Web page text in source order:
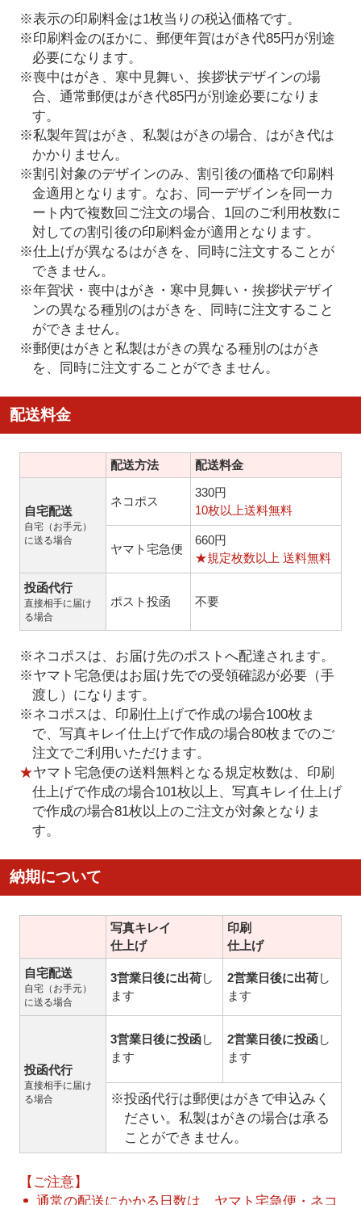
※表示の印刷料金は1枚当りの税込価格です。
※印刷料金のほかに、郵便年賀はがき代85円が別途
必要になります。
※喪中はがき、寒中見舞い、挨拶状デザインの場
合、通常郵便はがき代85円が別途必要になりま
す。
※私製年賀はがき、私製はがきの場合、はがき代は
かかりません。
※割引対象のデザインのみ、割引後の価格で印刷料
金適用となります。なお、同一デザインを同一カ
ート内で複数回ご注文の場合、1回のご利用枚数に
対しての割引後の印刷料金が適用となります。
※仕上げが異なるはがきを、同時に注文することが
できません。
※年賀状・喪中はがき・寒中見舞い・挨拶状デザイ
ンの異なる種別のはがきを、同時に注文すること
ができません。
※郵便はがきと私製はがきの異なる種別のはがき
を、同時に注文することができません。
配送料金
配送方法 配送料金
自宅配送
自宅（お手元）
に送る場合
ネコポス
330円
10枚以上送料無料
ヤマト宅急便
660円
★規定枚数以上 送料無料
投函代行
直接相手に届け
る場合
ポスト投函 不要
※ネコポスは、お届け先のポストへ配達されます。
※ヤマト宅急便はお届け先での受領確認が必要（手
渡し）になります。
※ネコポスは、印刷仕上げで作成の場合100枚ま
で、写真キレイ仕上げで作成の場合80枚までのご
注文でご利用いただけます。
★ヤマト宅急便の送料無料となる規定枚数は、印刷
仕上げで作成の場合101枚以上、写真キレイ仕上げ
で作成の場合81枚以上のご注文が対象となりま
す。
納期について
写真キレイ
仕上げ
印刷
仕上げ
自宅配送
自宅（お手元）
に送る場合
3営業日後に出荷し
ます
2営業日後に出荷し
ます
投函代行
直接相手に届け
る場合
3営業日後に投函し
ます
2営業日後に投函し
ます
※投函代行は郵便はがきで申込みく
ださい。私製はがきの場合は承る
ことができません。
【ご注意】
通常の配送にかかる日数は、ヤマト宅急便・ネコ